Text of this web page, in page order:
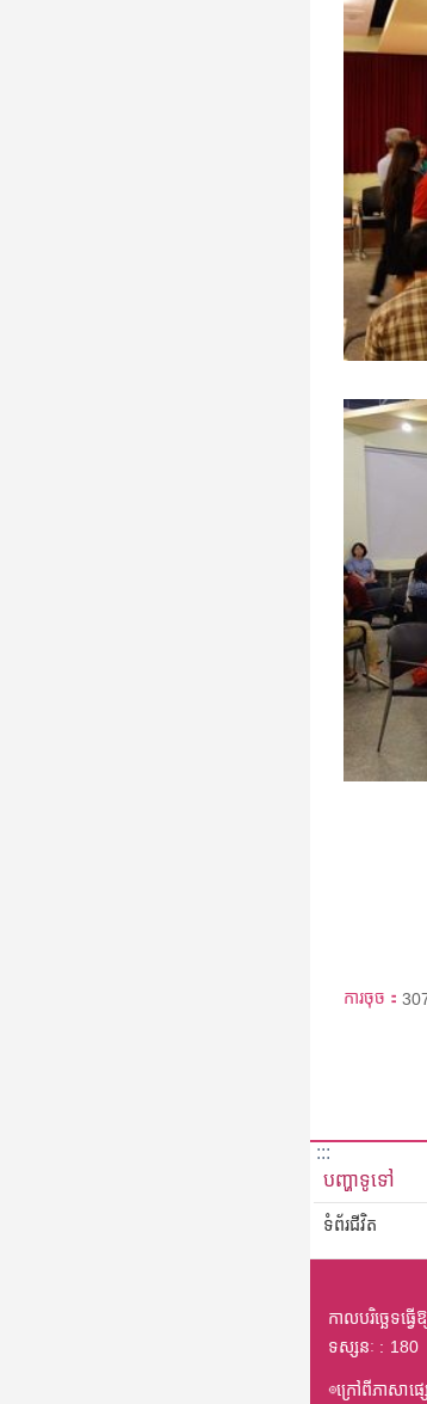
ការចុច：
:::
បញ្ហាទូទៅ
ទំព័រជីវិត
កាលបរិច្ឆេទធ្
ទស្សនៈ
180
◎ក្រៅពីភាសាផ្